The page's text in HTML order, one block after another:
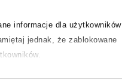
informacje dla użytkowników
jednak, że zablokowane